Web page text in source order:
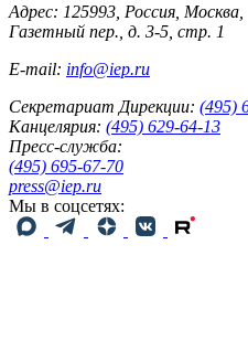
Адрес: 125993, Россия, Москва,
Газетный пер., д. 3-5, стр. 1
E-mail: info@iep.ru
Секретариат Дирекции: (495)
Канцелярия: (495) 629-64-13
Пресс-служба:
(495) 695-67-70
press@iep.ru
Мы в соцсетях: